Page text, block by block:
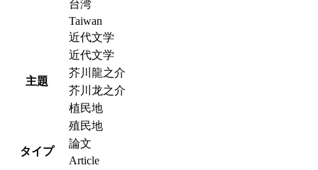
台湾
Taiwan
主題
近代文学
近代文学
芥川龍之介
芥川龙之介
植民地
殖民地
タイプ
論文
Article